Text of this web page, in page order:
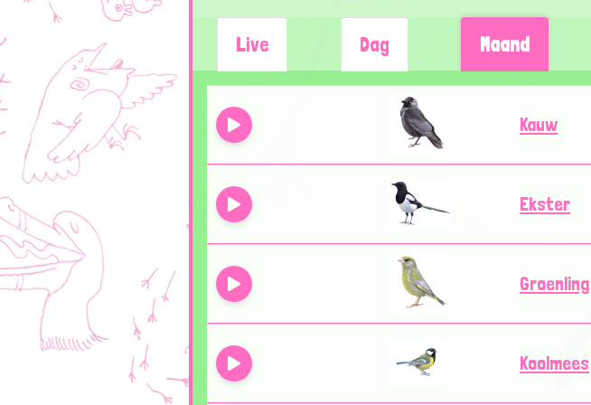
Live Dag Maand
Kauw
Ekster
Groenling
Koolmees